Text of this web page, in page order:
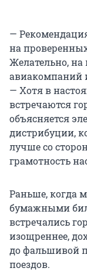
—
на
Желательно,
авиакомпаний
— Хотя в
встречаются
объясняется
дистрибуции,
лучше со
грамотность
Раньше, когда
бумажными
встречались
изощреннее,
до фальшивой
поездов.